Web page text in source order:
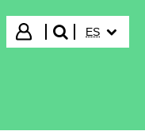
Iniciar sesión
buscar"
ES